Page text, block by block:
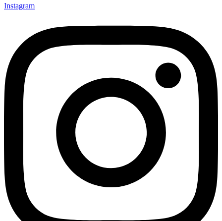
Instagram